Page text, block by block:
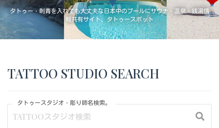
タトゥー・刺青を入れても大丈夫な日本中のプールにサウナ・温泉・銭湯情
報共有サイト、タトゥースポット
TATTOO STUDIO SEARCH
タトゥースタジオ・彫り師名検索。